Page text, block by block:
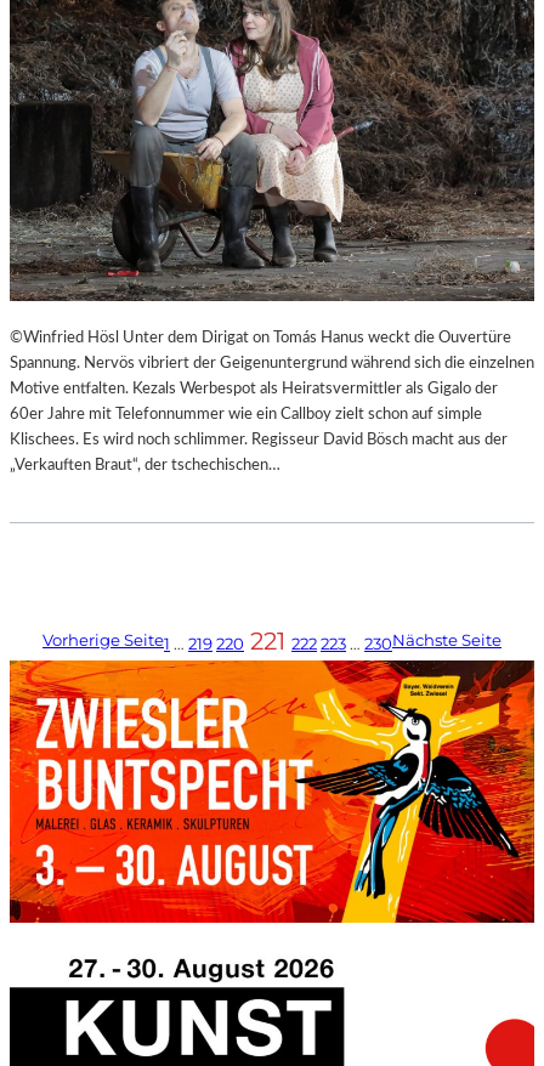
©Winfried Hösl Unter dem Dirigat on Tomás Hanus weckt die Ouvertüre
Spannung. Nervös vibriert der Geigenuntergrund während sich die einzelnen
Motive entfalten. Kezals Werbespot als Heiratsvermittler als Gigalo der
60er Jahre mit Telefonnummer wie ein Callboy zielt schon auf simple
Klischees. Es wird noch schlimmer. Regisseur David Bösch macht aus der
„Verkauften Braut“, der tschechischen…
Vorherige Seite1 … 219220 221 222223 … 230Nächste Seite